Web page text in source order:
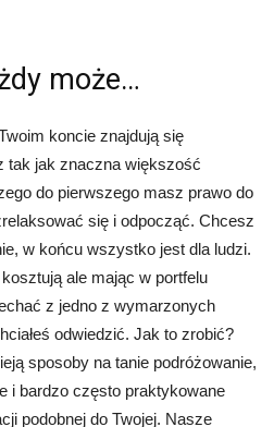
może…
koncie znajdują się
jak znaczna większość
do pierwszego masz prawo do
się i odpocząć. Chcesz
w końcu wszystko jest dla ludzi.
ale mając w portfelu
z jedno z wymarzonych
odwiedzić. Jak to zrobić?
sposoby na tanie podróżowanie,
i bardzo często praktykowane
podobnej do Twojej. Nasze